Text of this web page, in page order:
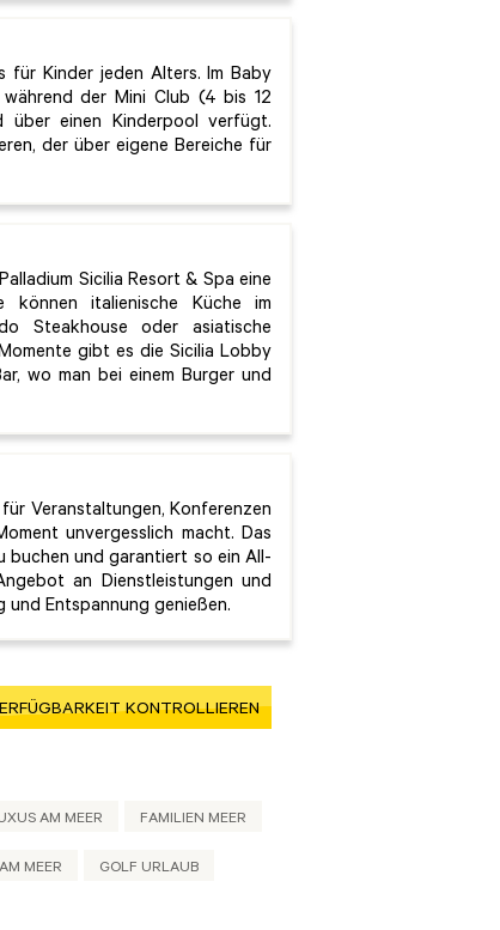
für Kinder jeden Alters. Im Baby
der Mini Club (4 bis 12
einen Kinderpool verfügt.
der über eigene Bereiche für
Sicilia Resort & Spa eine
können italienische Küche im
Steakhouse oder asiatische
gibt es die Sicilia Lobby
wo man bei einem Burger und
Veranstaltungen, Konferenzen
unvergesslich macht. Das
buchen und garantiert so ein All-
an Dienstleistungen und
Entspannung genießen.
KONTROLLIEREN
AM MEER FAMILIEN MEER
MEER GOLF URLAUB